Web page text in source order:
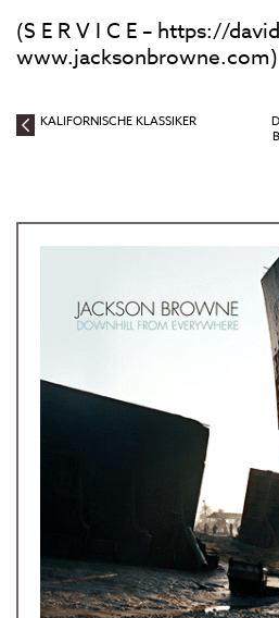
(S E R V I C E – https://
www.jacksonbrowne.com)
KALIFORNISCHE KLASSIKER